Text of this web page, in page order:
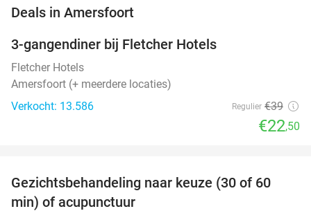
Deals in Amersfoort
3-gangendiner bij Fletcher Hotels
Fletcher Hotels
Amersfoort (+ meerdere locaties)
Verkocht: 13.586
Regulier €39
€22,50
55%
TODAY
Gezichtsbehandeling naar keuze (30 of 60
min) of acupunctuur